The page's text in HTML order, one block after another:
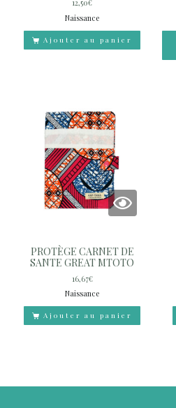
12,50€
Naissance
Ajouter au panier
PROTÈGE CARNET DE
SANTE GREAT MTOTO
16,67€
Naissance
Ajouter au panier